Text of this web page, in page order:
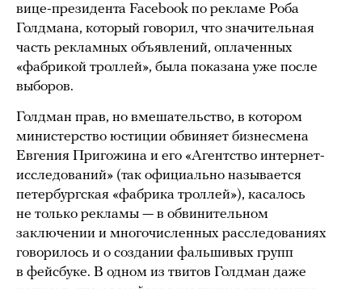
вице-президента Facebook по рекламе Роба
Голдмана, который говорил, что значительная
часть рекламных объявлений, оплаченных
«фабрикой троллей», была показана уже после
выборов.
Голдман прав, но вмешательство, в котором
министерство юстиции обвиняет бизнесмена
Евгения Пригожина и его «Агентство интернет-
исследований» (так официально называется
петербургская «фабрика троллей»), касалось
не только рекламы — в обвинительном
заключении и многочисленных расследованиях
говорилось и о создании фальшивых групп
в фейсбуке. В одном из твитов Голдман даже